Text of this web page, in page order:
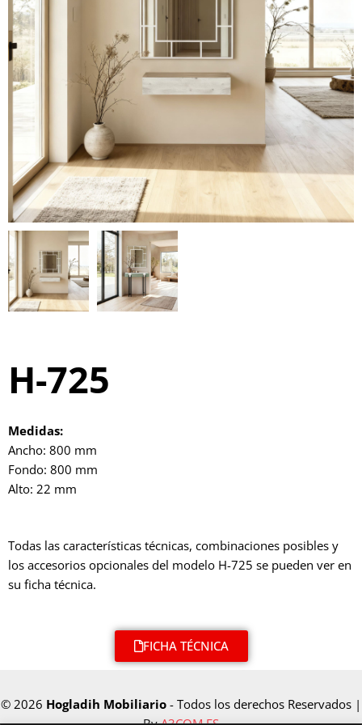
H-725
Medidas:
Ancho: 800 mm
Fondo: 800 mm
Alto: 22 mm
Todas las características técnicas, combinaciones posibles y
los accesorios opcionales del modelo H-725 se pueden ver en
su ficha técnica.
FICHA TÉCNICA
© 2026 Hogladih Mobiliario - Todos los derechos Reservados |